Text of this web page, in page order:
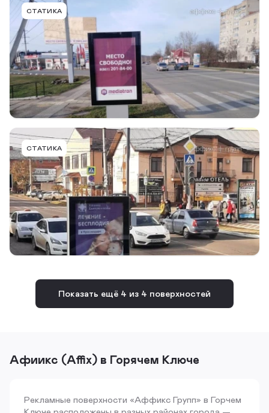
СТАТИКА
GRK001BCFMT
г. Горячий Ключ, ул. Революции, 4, напротив ТЦ
СБСВ, к а-д М4 Дон, выезд
Тип конструкции
Ситиформат
Размер
1,24х2,0
Сторона
B
Подробнее В портфель
СТАТИКА
GRK003BCFMT
г. Горячий Ключ, ул. Псекупская, 50, возле ТЦ, к
ул. Лермонтова
Тип конструкции
Ситиформат
Размер
1,24х2,0
Сторона
B
Подробнее В портфель
Показать ещё 4 из 4 поверхностей
Афиикс (Affix) в Горячем Ключе
Рекламные поверхности «Аффикс Групп» в Горчем